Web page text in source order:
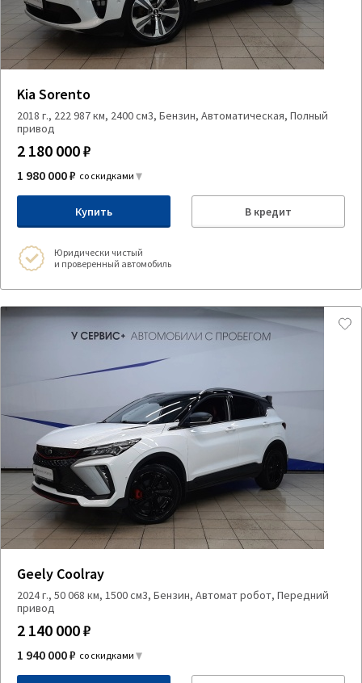
Kia Sorento
2018 г., 222 987 км, 2400 см3, Бензин, Автоматическая, Полный
привод
2 180 000 ₽
1 980 000 ₽ со скидками
Купить В кредит
Юридически чистый
и проверенный автомобиль
Geely Coolray
2024 г., 50 068 км, 1500 см3, Бензин, Автомат робот, Передний
привод
2 140 000 ₽
1 940 000 ₽ со скидками